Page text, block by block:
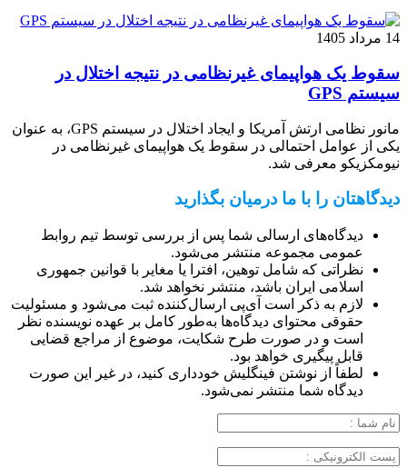
14 مرداد 1405
سقوط یک هواپیمای غیرنظامی در نتیجه اختلال در
سیستم‌ GPS
مانور نظامی ارتش آمریکا و ایجاد اختلال در سیستم‌ GPS، به عنوان
یکی از عوامل احتمالی در سقوط یک هواپیمای غیرنظامی در
نیومکزیکو معرفی شد.
دیدگاهتان را با ما درمیان بگذارید
دیدگاه‌های ارسالی شما پس از بررسی توسط تیم روابط
عمومی مجموعه منتشر می‌شود.
نظراتی که شامل توهین، افترا یا مغایر با قوانین جمهوری
اسلامی ایران باشد، منتشر نخواهد شد.
لازم به ذکر است آی‌پی ارسال‌کننده ثبت می‌شود و مسئولیت
حقوقی محتوای دیدگاه‌ها به‌طور کامل بر عهده نویسنده نظر
است و در صورت طرح شکایت، موضوع از مراجع قضایی
قابل پیگیری خواهد بود.
لطفاً از نوشتن فینگلیش خودداری کنید، در غیر این صورت
دیدگاه شما منتشر نمی‌شود.